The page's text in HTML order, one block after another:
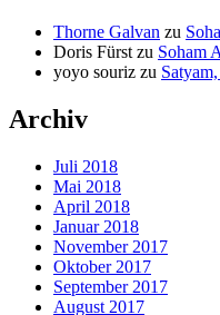
Thorne Galvan zu
Doris Fürst zu Soham
yoyo souriz zu
Archiv
Juli 2018
Mai 2018
April 2018
Januar 2018
November 2017
Oktober 2017
September 2017
August 2017